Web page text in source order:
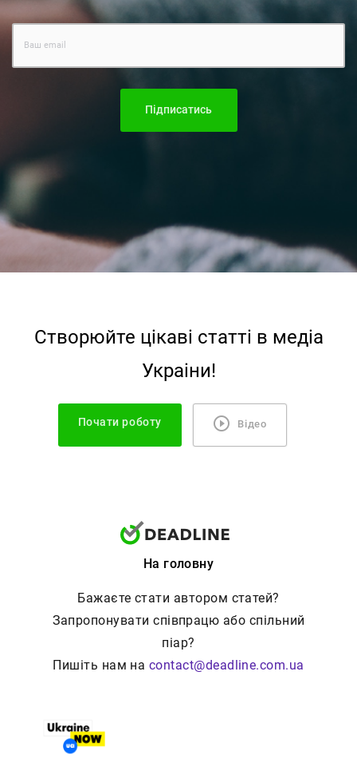
Підписатись
Створюйте цiкавi статтi в медiа
Украiни!
Почати роботу Відео
На головну
Бажаєте стати автором статей?
Запропонувати співпрацю або спільний
піар?
Пишіть нам на contact@deadline.com.ua